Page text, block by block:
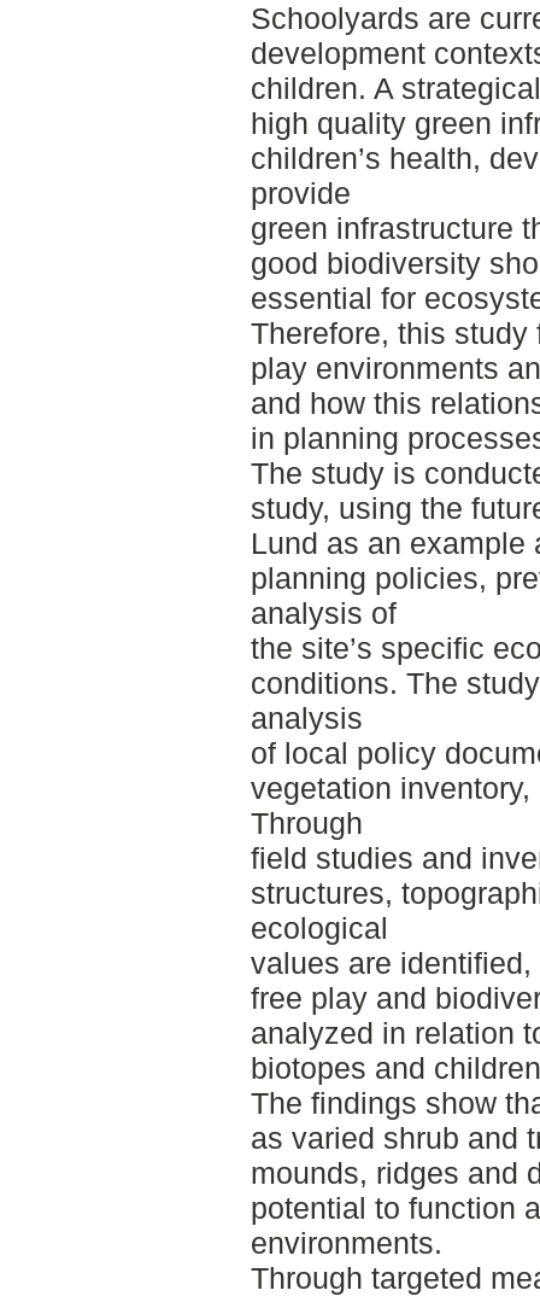
Schoolyards are
development
children. A
high quality green
children’s health,
provide
green infrastructure
good biodiversity
essential for
Therefore, this
play environments
and how this
in planning
The study is
study, using the
Lund as an example
planning policies,
analysis of
the site’s specific
conditions. The
analysis
of local policy
vegetation
Through
field studies and
structures,
ecological
values are
free play and
analyzed in relation
biotopes and
The findings show
as varied shrub and
mounds, ridges and
potential to function
environments.
Through targeted